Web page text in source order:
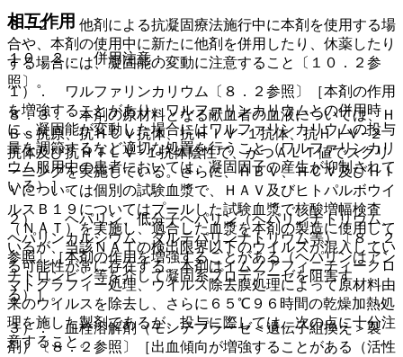
相互作用
１０．２． 併用注意：
１）． ワルファリンカリウム〔８．２参照〕［本剤の作用
を増強することがあり、ワルファリンカリウムとの併用時
に、凝固能が変動した場合にはワルファリンカリウムの投与
量を調節するなど適切な処置を行うこと（ワルファリンカリ
ウム服用中の患者においては、凝固因子の産生が抑制されて
いる）］。
２）． ヘパリン、低分子ヘパリン（ヘパリンナトリウム、
ヘパリンカルシウム、ダルテパリンナトリウム等）〔８．２
参照〕［本剤の作用を増強することがある（ヘパリンはアン
チトロンビン等を介して凝固系プロテアーゼを阻害す
る）］。
３）． 血栓溶解剤（モンテプラーゼ＜遺伝子組換え＞製
剤）〔８．２参照〕［出血傾向が増強することがある（活性
８．２． 他剤による抗凝固療法施行中に本剤を使用する場
合や、本剤の使用中に新たに他剤を併用したり、休薬したり
する場合には、凝固能の変動に注意すること〔１０．２参
照〕。
８．３． 本剤の原材料となる献血者の血液については、Ｈ
Ｂｓ抗原、抗ＨＣＶ抗体、抗ＨＩＶ−１抗体、抗ＨＩＶ−２
抗体及び抗ＨＴＬＶ−１抗体陰性で、かつＡＬＴ値でスクリ
ーニングを実施している。さらに、ＨＢＶ、ＨＣＶ及びＨＩ
Ｖについては個別の試験血漿で、ＨＡＶ及びヒトパルボウイ
ルスＢ１９についてはプールした試験血漿で核酸増幅検査
（ＮＡＴ）を実施し、適合した血漿を本剤の製造に使用して
いるが、当該ＮＡＴの検出限界以下のウイルスが混入してい
る可能性が常に存在する。本剤はイムノアフィニティークロ
マトグラフィー処理、ウイルス除去膜処理によって原材料由
来のウイルスを除去し、さらに６５℃９６時間の乾燥加熱処
理を施した製剤であるが、投与に際しては、次の点に十分注
意すること。